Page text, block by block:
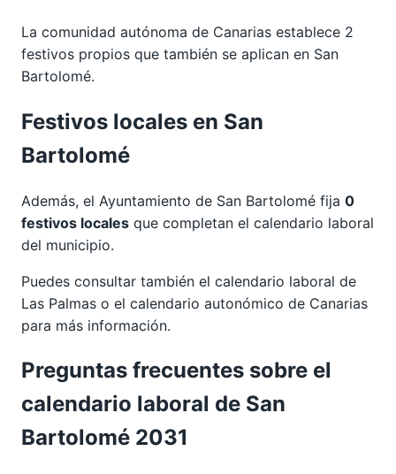
La comunidad autónoma de Canarias establece 2
festivos propios que también se aplican en San
Bartolomé.
Festivos locales en San
Bartolomé
Además, el Ayuntamiento de San Bartolomé fija 0
festivos locales que completan el calendario laboral
del municipio.
Puedes consultar también el calendario laboral de
Las Palmas o el calendario autonómico de Canarias
para más información.
Preguntas frecuentes sobre el
calendario laboral de San
Bartolomé 2031